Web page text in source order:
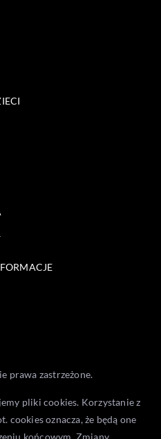
prawa zastrzeżone.
pliki cookies. Korzystanie z
cookies oznacza, że będą one
końcowym. Zmiany